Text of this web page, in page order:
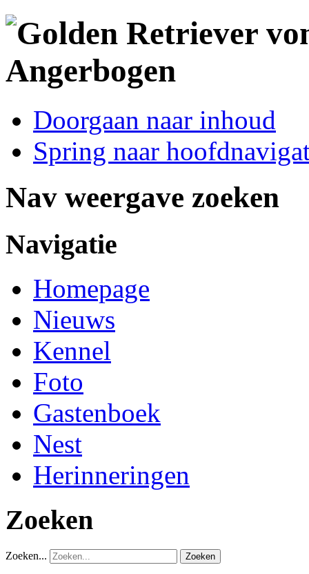
Doorgaan naar inhoud
Spring naar
Nav weergave zoeken
Navigatie
Homepage
Nieuws
Kennel
Foto
Gastenboek
Nest
Herinneringen
Zoeken
Zoeken... Zoeken